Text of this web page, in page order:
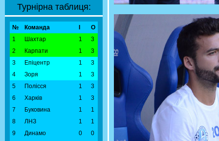
Турнірна таблиця:
№ Команда
О
1
Шахтар 1
3
2
Карпати 1
3
3
Епіцентр 1
3
4
Зоря 1
3
5
Полісся 1
3
6
Харків 1
3
7
Буковина 1
1
8
ЛНЗ 1
1
9
Динамо 0
0